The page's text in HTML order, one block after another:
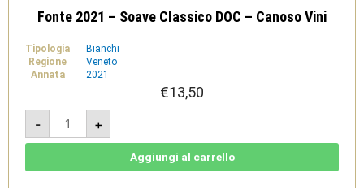
Fonte 2021 – Soave Classico DOC – Canoso Vini
Tipologia
Bianchi
Regione
Veneto
Annata
2021
€13,50
-
Fonte
2021
-
Soave
+
Aggiungi al carrello